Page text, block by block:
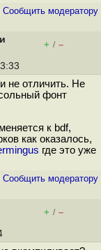
Cообщить модератору
+ / –
не отличить. Не
фонт
к bdf,
как оказалось,
где это уже
Cообщить модератору
+ / –